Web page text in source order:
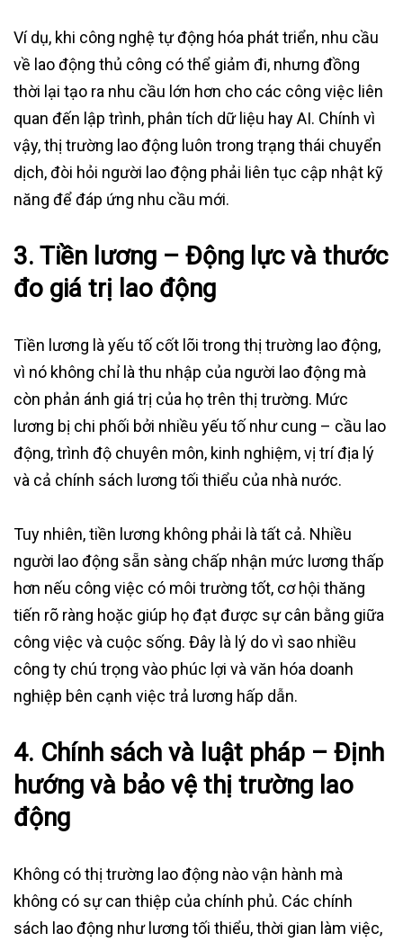
Ví dụ, khi công nghệ tự động hóa phát triển, nhu cầu
về lao động thủ công có thể giảm đi, nhưng đồng
thời lại tạo ra nhu cầu lớn hơn cho các công việc liên
quan đến lập trình, phân tích dữ liệu hay AI. Chính vì
vậy, thị trường lao động luôn trong trạng thái chuyển
dịch, đòi hỏi người lao động phải liên tục cập nhật kỹ
năng để đáp ứng nhu cầu mới.
3. Tiền lương – Động lực và thước
đo giá trị lao động
Tiền lương là yếu tố cốt lõi trong thị trường lao động,
vì nó không chỉ là thu nhập của người lao động mà
còn phản ánh giá trị của họ trên thị trường. Mức
lương bị chi phối bởi nhiều yếu tố như cung – cầu lao
động, trình độ chuyên môn, kinh nghiệm, vị trí địa lý
và cả chính sách lương tối thiểu của nhà nước.
Tuy nhiên, tiền lương không phải là tất cả. Nhiều
người lao động sẵn sàng chấp nhận mức lương thấp
hơn nếu công việc có môi trường tốt, cơ hội thăng
tiến rõ ràng hoặc giúp họ đạt được sự cân bằng giữa
công việc và cuộc sống. Đây là lý do vì sao nhiều
công ty chú trọng vào phúc lợi và văn hóa doanh
nghiệp bên cạnh việc trả lương hấp dẫn.
4. Chính sách và luật pháp – Định
hướng và bảo vệ thị trường lao
động
Không có thị trường lao động nào vận hành mà
không có sự can thiệp của chính phủ. Các chính
sách lao động như lương tối thiểu, thời gian làm việc,